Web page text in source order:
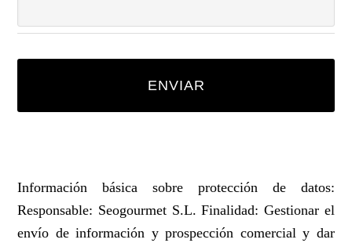
Información básica sobre protección de datos:
Responsable: Seogourmet S.L. Finalidad: Gestionar el
envío de información y prospección comercial y dar